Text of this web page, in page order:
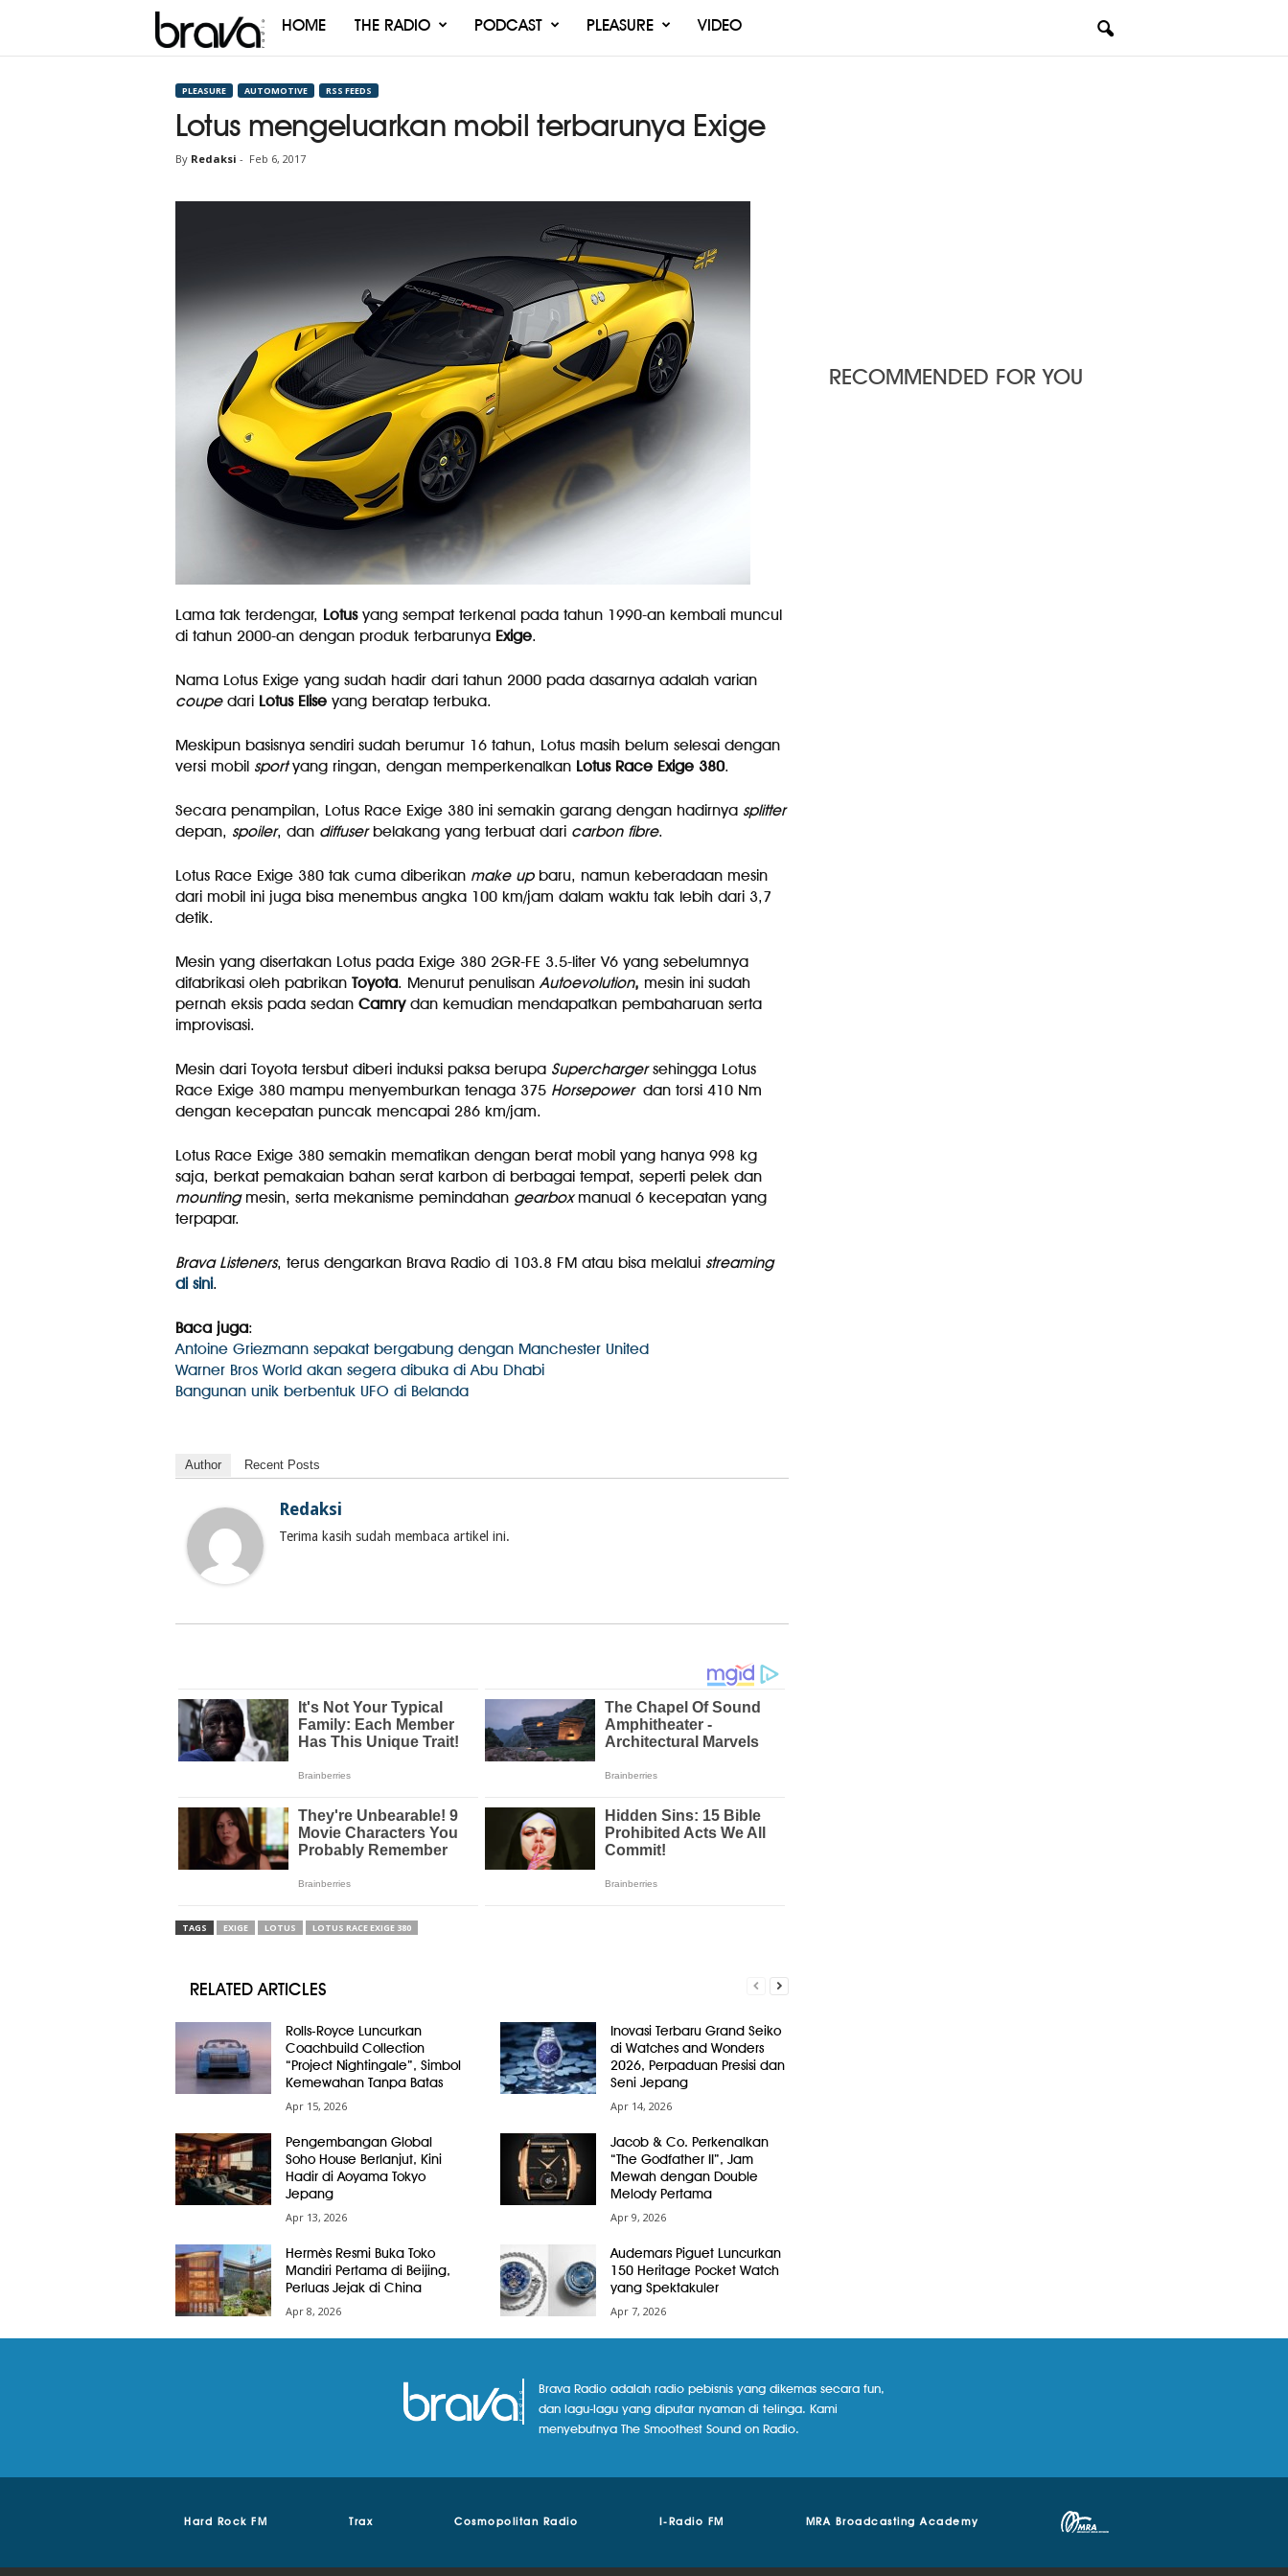
Brava
HOME THE RADIO PODCAST PLEASURE VIDEO
PLEASURE AUTOMOTIVE RSS FEEDS
Lotus mengeluarkan mobil terbarunya Exige
By Redaksi - Feb 6, 2017
Lama tak terdengar, Lotusyang sempat terkenal pada tahun 1990-an kembali muncul
di tahun 2000-an dengan produk terbarunya Exige.
Nama Lotus Exige yang sudah hadir dari tahun 2000 pada dasarnya adalah varian
coupedari Lotus Eliseyang beratap terbuka.
Meskipun basisnya sendiri sudah berumur 16 tahun, Lotus masih belum selesai dengan
versi mobil sportyang ringan, dengan memperkenalkan Lotus Race Exige 380.
Secara penampilan, Lotus Race Exige 380 ini semakin garang dengan hadirnya splitter
depan, spoiler, dan diffuserbelakang yang terbuat dari carbon fibre.
Lotus Race Exige 380 tak cuma diberikan make upbaru, namun keberadaan mesin
dari mobil ini juga bisa menembus angka 100 km/jam dalam waktu tak lebih dari 3,7
detik.
Mesin yang disertakan Lotus pada Exige 380 2GR-FE 3.5-liter V6 yang sebelumnya
difabrikasi oleh pabrikan Toyota. Menurut penulisanAutoevolution, mesin ini sudah
pernah eksis pada sedan Camrydan kemudian mendapatkan pembaharuan serta
improvisasi.
Mesin dari Toyota tersbut diberi induksi paksa berupa Superchargersehingga Lotus
Race Exige 380 mampu menyemburkan tenaga 375 Horsepowerdan torsi 410 Nm
dengan kecepatan puncak mencapai 286 km/jam.
Lotus Race Exige 380 semakin mematikan dengan berat mobil yang hanya 998 kg
saja, berkat pemakaian bahan serat karbon di berbagai tempat, seperti pelek dan
mountingmesin, serta mekanisme pemindahan gearboxmanual 6 kecepatan yang
terpapar.
Brava Listeners, terus dengarkan Brava Radio di 103.8 FM atau bisa melalui streaming
di sini.
Baca juga:
Antoine Griezmann sepakat bergabung dengan Manchester United
Warner Bros World akan segera dibuka di Abu Dhabi
Bangunan unik berbentuk UFO di Belanda
Author Recent Posts
Redaksi
Terima kasih sudah membaca artikel ini.
TAGS EXIGE LOTUS LOTUS RACE EXIGE 380
RELATED ARTICLES
Rolls-Royce Luncurkan
Coachbuild Collection
“Project Nightingale”, Simbol
Kemewahan Tanpa Batas
Apr 15, 2026
Inovasi Terbaru Grand Seiko
di Watches and Wonders
2026, Perpaduan Presisi dan
Seni Jepang
Apr 14, 2026
Pengembangan Global
Soho House Berlanjut, Kini
Hadir di Aoyama Tokyo
Jepang
Apr 13, 2026
Jacob & Co. Perkenalkan
“The Godfather II”, Jam
Mewah dengan Double
Melody Pertama
Apr 9, 2026
Hermès Resmi Buka Toko
Mandiri Pertama di Beijing,
Perluas Jejak di China
Apr 8, 2026
Audemars Piguet Luncurkan
150 Heritage Pocket Watch
yang Spektakuler
Apr 7, 2026
RECOMMENDED FOR YOU
Brava Radio adalah radio pebisnis yang dikemas secara fun,
dan lagu-lagu yang diputar nyaman di telinga. Kami
menyebutnya The Smoothest Sound on Radio.
Hard Rock FM Trax Cosmopolitan Radio I-Radio FM MRA Broadcasting Academy